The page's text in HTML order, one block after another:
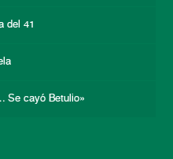
del 41
Se cayó Betulio»